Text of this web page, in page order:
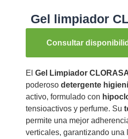
Gel limpiador
Consultar
El Gel Limpiador
poderoso detergente
activo, formulado con
tensioactivos y perfume. Su
permite una mejor
verticales, garantizando una